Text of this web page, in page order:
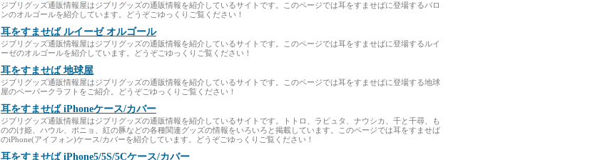
ジブリグッズ通販情報屋はジブリグッズの通販情報を紹介しているサイトです。このページでは耳をすませばに登場するバロ
ンのオルゴールを紹介しています。どうぞごゆっくりご覧ください！
耳をすませば ルイーゼ オルゴール
ジブリグッズ通販情報屋はジブリグッズの通販情報を紹介しているサイトです。このページでは耳をすませばに登場するルイ
ーゼのオルゴールを紹介しています。どうぞごゆっくりご覧ください！
耳をすませば 地球屋
ジブリグッズ通販情報屋はジブリグッズの通販情報を紹介しているサイトです。このページでは耳をすませばに登場する地球
屋のペーパークラフトをご紹介。どうぞごゆっくりご覧ください！
耳をすませば iPhoneケース/カバー
ジブリグッズ通販情報屋はジブリグッズの通販情報を紹介しているサイトです。トトロ、ラピュタ、ナウシカ、千と千尋、も
ののけ姫、ハウル、ポニョ、紅の豚などの各種関連グッズの情報をいろいろと掲載しています。このページでは耳をすませば
のiPhone(アイフォン)ケース/カバーを紹介しています。どうぞごゆっくりご覧ください！
耳をすませば iPhone5/5S/5Cケース/カバー